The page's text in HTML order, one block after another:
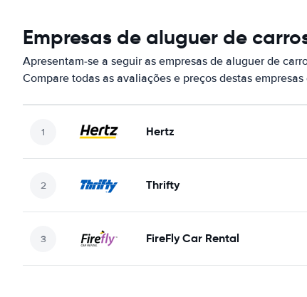
Empresas de aluguer de
Apresentam-se a seguir as empresas de aluguer de
Compare todas as avaliações e preços destas
Hertz
Thrifty
FireFly Car Rental